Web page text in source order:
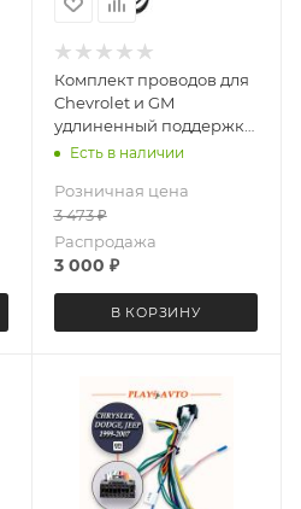
Комплект проводов для
Chevrolet и GM
удлиненный поддержка
усилителя LeTrun 6081
Есть в наличии
Розничная цена
3 473₽
Распродажа
3 000 ₽
В КОРЗИНУ